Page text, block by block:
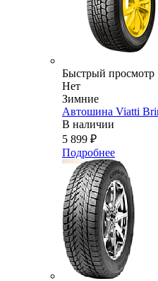
Быстрый просмотр
Нет
Зимние
Автошина Viatti
В наличии
5 899 ₽
Подробнее